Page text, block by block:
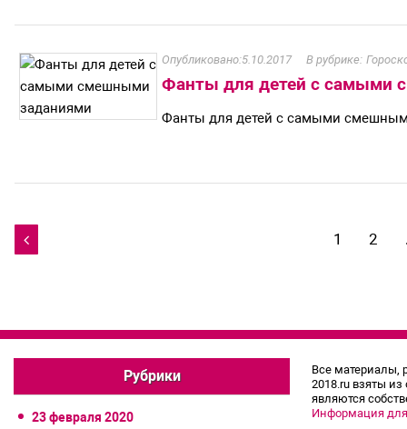
5.10.2017
Фанты для детей с самыми
Фанты для детей с самыми
Навигация
 1 2
Рубрики
23 февраля 2020
Все материалы,
2018.ru взяты
являются
Информация